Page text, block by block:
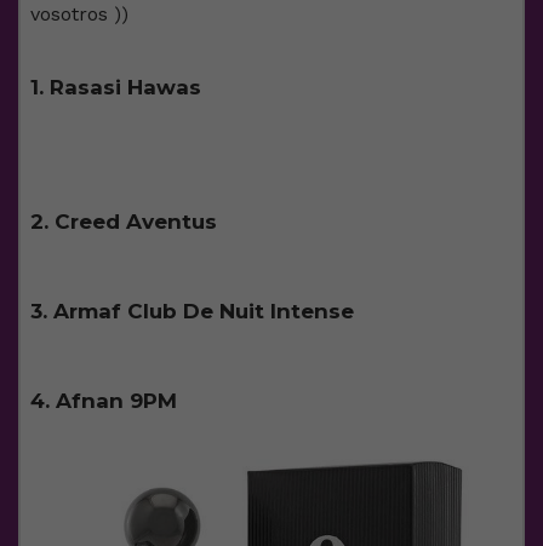
vosotros ))
1. Rasasi Hawas
2. Creed Aventus
3. Armaf Club De Nuit Intense
4. Afnan 9PM